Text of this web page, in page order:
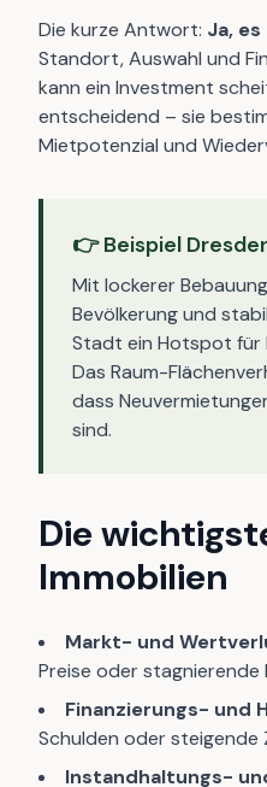
Die kurze Antwort: Ja,
Standort, Auswahl und
kann ein Investment
entscheidend – sie
Mietpotenzial und
👉 Beispiel
Mit lockerer
Bevölkerung und
Stadt ein Hotspot für
Das Raum-
dass
sind.
Die
Immobilien
Markt- und
Preise oder stagnierende
Finanzierungs- und
Schulden oder steigende
Instandhaltungs-